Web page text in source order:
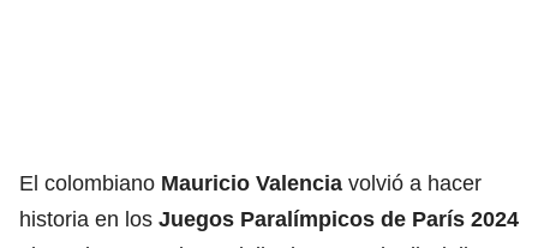
El colombiano Mauricio Valencia volvió a hacer
historia en los Juegos Paralímpicos de París 2024